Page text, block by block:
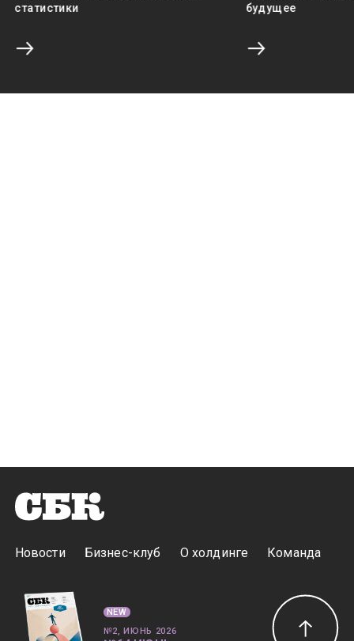
статистики
будущее
Новости Бизнес-клуб О холдинге Команда
NEW
№2, ИЮНЬ 2026